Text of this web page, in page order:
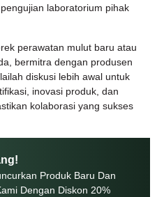
laboratorium pihak
perawatan mulut baru atau
bermitra dengan produsen
diskusi lebih awal untuk
inovasi produk, dan
kolaborasi yang sukses
Produk Baru Dan
Dengan Diskon 20%